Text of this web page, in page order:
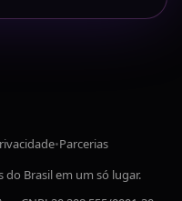
•Parcerias
Brasil em um só lugar.